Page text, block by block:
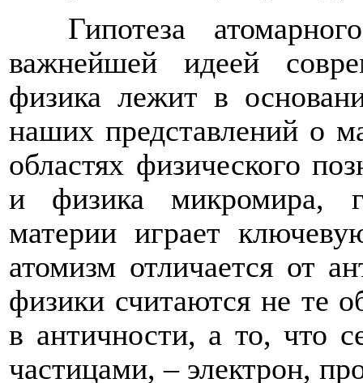
Гипотеза
важнейшей идеей
физика лежит в
наших представлений о
областях физического
и физика микромира,
материи играет
атомизм отличается от
физики считаются не те
в античности, а то, что
частицами, – электрон,